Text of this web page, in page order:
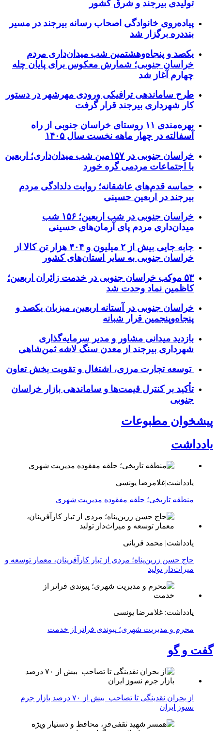
تولیدی بیرجند و شرق کشور
پیاده‌روی خانوادگی اصحاب رسانه بیرجند در مسیر
بنددره برگزار شد
یکصد و پنجاه‌وهشتمین شب میدان‌داری مردم
خراسان جنوبی؛ شمارش معکوس برای پایان چله
چهارم آغاز شد
طرح ساماندهی ترافیکی ورودی مهرشهر در دستور
کار شهرداری بیرجند قرار گرفت
بهره‌مندی ۱۱ روستای خراسان جنوبی از راه
آسفالته در چهار ماهه نخست سال ۱۴۰۵
خراسان جنوبی در ۱۵۷مین شب میدان‌داری؛ اربعین
با اجتماعات مردمی گره خورد
حماسه قدم‌های عاشقانه؛ روایت دلدادگی مردم
بیرجند در اربعین حسینی
خراسان جنوبی در شب اربعین؛ ۱۵۶ شب
میدان‌داری مردم پای آرمان‌های حسینی
جابه جایی بیش از ۲ میلیون و ۴۰۴ هزار تن کالا از
خراسان جنوبی به سایر استان‌های کشور
۵۳ موکب خراسان جنوبی در خدمت زائران اربعین؛
کاظمین نماد وحدت شد
خراسان جنوبی در آستانه اربعین، میزبان یکصد و
پنجاه‌وپنجمین قرار شبانه
بازدید میدانی مشاور و مدیر سرمایه‌گذاری
شهرداری بیرجند از معدن سنگ لاشه ثمن‌شاهی
توسعه تجارت مرزی، اشتغال و تقویت بخش تعاون
تأکید بر کنترل قیمت‌ها و ساماندهی بازار خراسان
جنوبی
پیشخوان مطبوعات
یادداشت
یادداشت|غلامرضا یونسی
منطقه تاریخی؛ حلقه مفقوده مدیریت شهری
یادداشت| محمد قربانی
حاج حسن زرین‌پناه؛ مردی از تبار کارآفرینان، معمار توسعه و
میراث‌دار تولید
یادداشت: غلامرضا یونسی
محرم و مدیریت شهری؛ پیوندی فراتر از خدمت
گفت و گو
از بحران نقدینگی تا تصاحب بیش از ۷۰ درصد بازار جرم
نسوز ایران